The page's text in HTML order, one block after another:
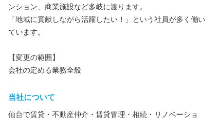
ンション、商業施設など多岐に渡ります。
「地域に貢献しながら活躍したい！」という社員が多く働い
ています。
【変更の範囲】
会社の定める業務全般
当社について
仙台で賃貸・不動産仲介・賃貸管理・相続・リノベーショ